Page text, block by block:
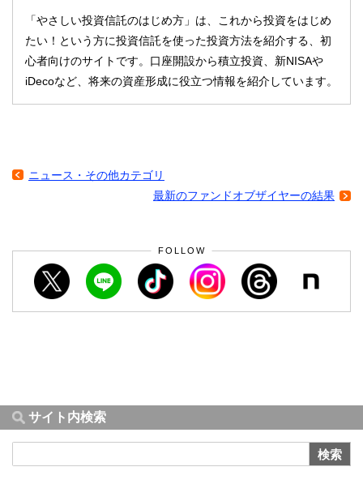
「やさしい投資信託のはじめ方」は、これから投資をはじめ
たい！という方に投資信託を使った投資方法を紹介する、初
心者向けのサイトです。口座開設から積立投資、新NISAや
iDecoなど、将来の資産形成に役立つ情報を紹介しています。
ニュース・その他カテゴリ
最新のファンドオブザイヤーの結果
FOLLOW
サイト内検索
検索